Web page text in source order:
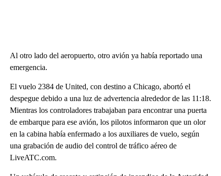
Al otro lado del aeropuerto, otro avión ya había reportado una
emergencia.
El vuelo 2384 de United, con destino a Chicago, abortó el
despegue debido a una luz de advertencia alrededor de las 11:18.
Mientras los controladores trabajaban para encontrar una puerta
de embarque para ese avión, los pilotos informaron que un olor
en la cabina había enfermado a los auxiliares de vuelo, según
una grabación de audio del control de tráfico aéreo de
LiveATC.com.